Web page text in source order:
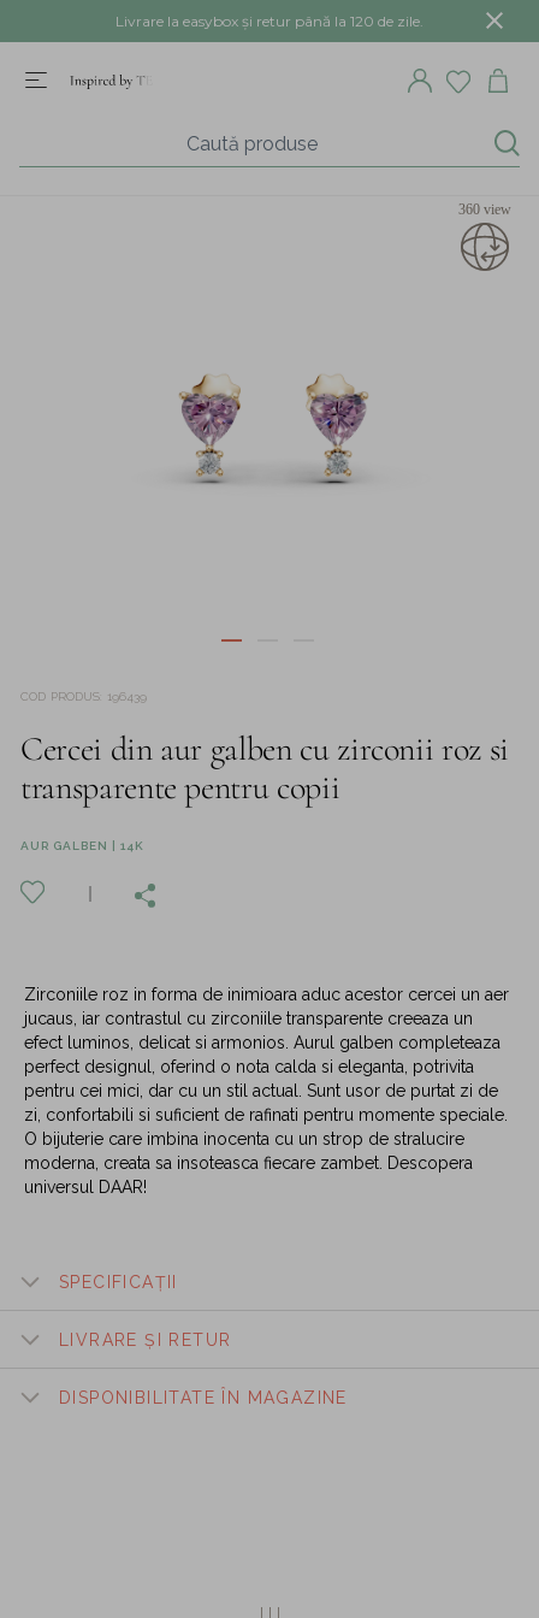
Livrare la easybox și retur până la 120 de zile.
360 view
COD PRODUS 196439
Cercei din aur galben cu zirconii roz si
transparente pentru copii
AUR GALBEN | 14K
Zirconiile roz in forma de inimioara aduc acestor cercei un aer
jucaus, iar contrastul cu zirconiile transparente creeaza un
efect luminos, delicat si armonios. Aurul galben completeaza
perfect designul, oferind o nota calda si eleganta, potrivita
pentru cei mici, dar cu un stil actual. Sunt usor de purtat zi de
zi, confortabili si suficient de rafinati pentru momente speciale.
O bijuterie care imbina inocenta cu un strop de stralucire
moderna, creata sa insoteasca fiecare zambet. Descopera
universul DAAR!
SPECIFICAȚII
LIVRARE ȘI RETUR
DISPONIBILITATE ÎN MAGAZINE